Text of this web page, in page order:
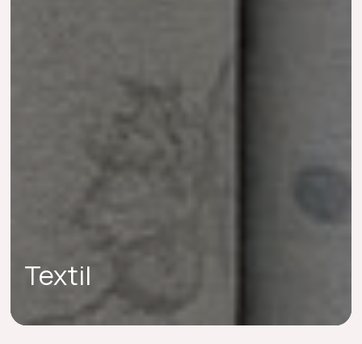
Polímeros y
monómeros en base
agua para la
fabricación de textiles
Textil